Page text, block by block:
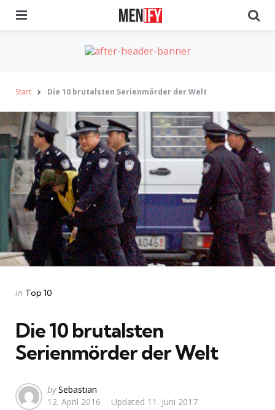
Start Die 10 brutalsten Serienmörder der Welt
Categories
Posted
in Top 10
Die 10 brutalsten
Serienmörder der Welt
Posted
by
by Sebastian
12. April 2016
Updated 11. Juni 2017